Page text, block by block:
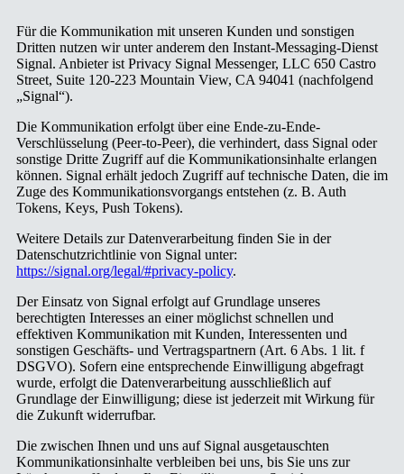
Für die Kommunikation mit unseren Kunden und sonstigen
Dritten nutzen wir unter anderem den Instant-Messaging-Dienst
Signal. Anbieter ist Privacy Signal Messenger, LLC 650 Castro
Street, Suite 120-223 Mountain View, CA 94041 (nachfolgend
„Signal“).
Die Kommunikation erfolgt über eine Ende-zu-Ende-
Verschlüsselung (Peer-to-Peer), die verhindert, dass Signal oder
sonstige Dritte Zugriff auf die Kommunikationsinhalte erlangen
können. Signal erhält jedoch Zugriff auf technische Daten, die im
Zuge des Kommunikationsvorgangs entstehen (z. B. Auth
Tokens, Keys, Push Tokens).
Weitere Details zur Datenverarbeitung finden Sie in der
Datenschutzrichtlinie von Signal unter:
https://signal.org/legal/#privacy-policy.
Der Einsatz von Signal erfolgt auf Grundlage unseres
berechtigten Interesses an einer möglichst schnellen und
effektiven Kommunikation mit Kunden, Interessenten und
sonstigen Geschäfts- und Vertragspartnern (Art. 6 Abs. 1 lit. f
DSGVO). Sofern eine entsprechende Einwilligung abgefragt
wurde, erfolgt die Datenverarbeitung ausschließlich auf
Grundlage der Einwilligung; diese ist jederzeit mit Wirkung für
die Zukunft widerrufbar.
Die zwischen Ihnen und uns auf Signal ausgetauschten
Kommunikationsinhalte verbleiben bei uns, bis Sie uns zur